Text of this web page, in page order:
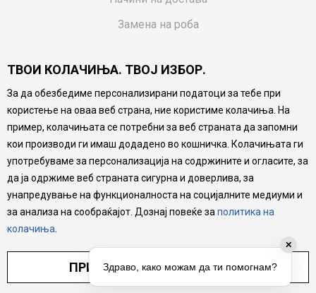
Замена на роба
Ваучери
Product Finder
FAQs
Настојуваме да бидеме што попрецизни во описот на
производите, прикажување на слики и цени, но не
можеме да гарантираме дека сите информации се
комплетни и без грешка. Сите производи се дел од
нашата понуда, но не се подразбира дека мора да се
достапни во секој момент.
ТВОИ КОЛАЧИЊА. ТВОЈ ИЗБОР.
За да обезбедиме персонализирани податоци за тебе при
користење на оваа веб страна, ние користиме колачиња. На
пример, колачињата се потребни за веб страната да запомни
кои производи ги имаш додадено во кошничка. Колачињата ги
употребуваме за персонализација на содржините и огласите, за
да ја одржиме веб страната сигурна и доверлива, за
унапредување на функционалноста на социјалните медиуми и
за анализа на сообраќајот. Дознај повеќе за политика на
колачиња
ПРИЛАГОДИ ПОСТАВУВАЊА
✕
Здраво, како можам да ти помогнам?